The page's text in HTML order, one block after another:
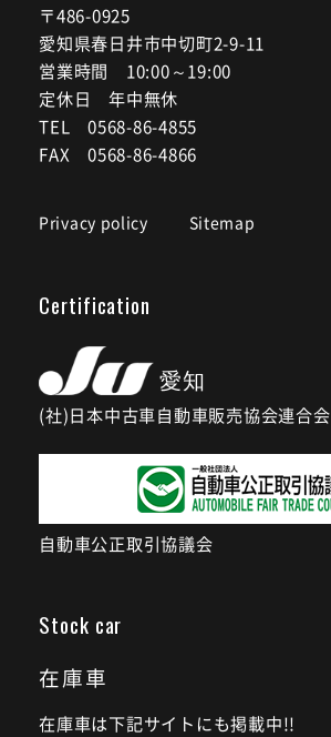
〒486-0925
愛知県春日井市中切町2-9-11
営業時間 10:00～19:00
定休日 年中無休
TEL 0568-86-4855
FAX 0568-86-4866
Privacy policy Sitemap
Certification
(社)日本中古車自動車販売協会連合会
自動車公正取引協議会
Stock car
在庫車
在庫車は下記サイトにも掲載中!!